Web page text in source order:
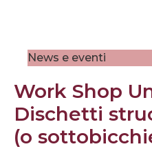
News e eventi
Work Shop
Dischetti
(o